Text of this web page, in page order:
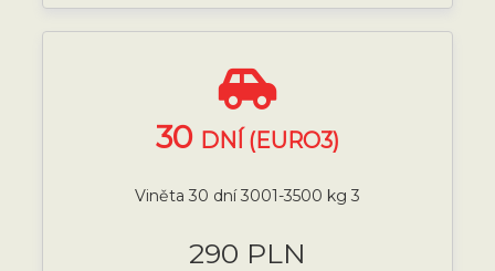
30 DNÍ (EURO3)
Viněta 30 dní 3001-3500 kg 3
290 PLN